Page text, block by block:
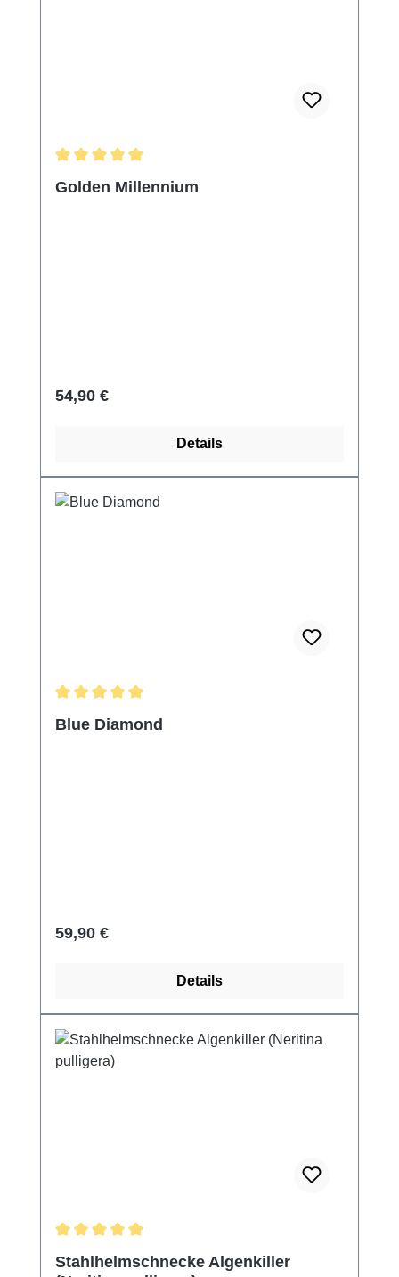
Golden Millennium
Regulärer Preis:
54,90 €
Details
Blue Diamond
Regulärer Preis:
59,90 €
Details
Stahlhelmschnecke Algenkiller